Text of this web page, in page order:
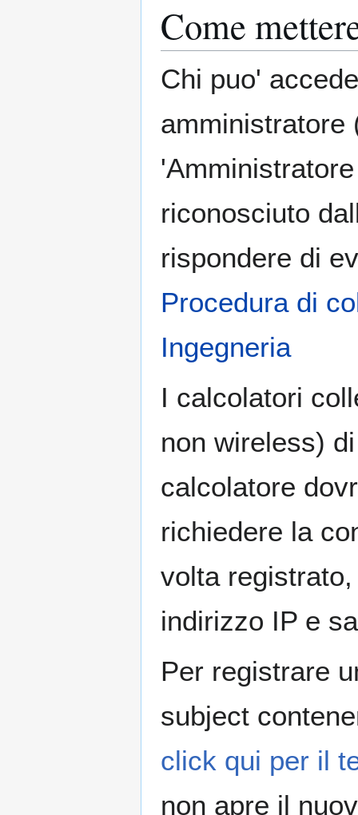
Come
Chi puo'
amministratore
riconosciuto
rispondere di
Procedura di
Ingegneria
I calcolatori
non wireless)
calcolatore
richiedere la
volta
indirizzo IP e
Per registrare
subject
click qui per il
non apre il